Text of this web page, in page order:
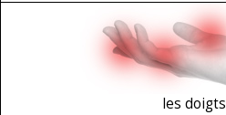
les doigts